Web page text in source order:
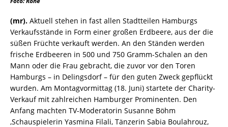
(mr). Aktuell stehen in fast allen Stadtteilen Hamburgs
Verkaufsstände in Form einer großen Erdbeere, aus der die
süßen Früchte verkauft werden. An den Ständen werden
frische Erdbeeren in 500 und 750 Gramm-Schalen an den
Mann oder die Frau gebracht, die zuvor vor den Toren
Hamburgs – in Delingsdorf – für den guten Zweck gepflückt
wurden. Am Montagvormittag (18. Juni) startete der Charity-
Verkauf mit zahlreichen Hamburger Prominenten. Den
Anfang machten TV-Moderatorin Susanne Böhm
,Schauspielerin Yasmina Filali, Tänzerin Sabia Boulahrouz,